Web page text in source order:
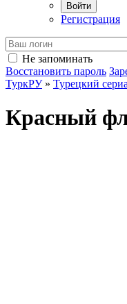
Войти
Регистрация
Не запоминать
Восстановить пароль
ТуркРУ» Турецкий
Красный